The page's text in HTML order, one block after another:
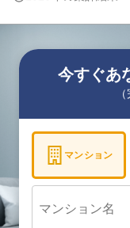
今すぐあ
マンション